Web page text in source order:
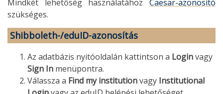
Mindkét lehetőség használatához Caesar-azonosító
szükséges.
Shibboleth-/eduID-azonosítás
Az adatbázis nyitóoldalán kattintson a Loginvagy
Sign In menüpontra.
Válassza a Find my institutionvagy Institutional